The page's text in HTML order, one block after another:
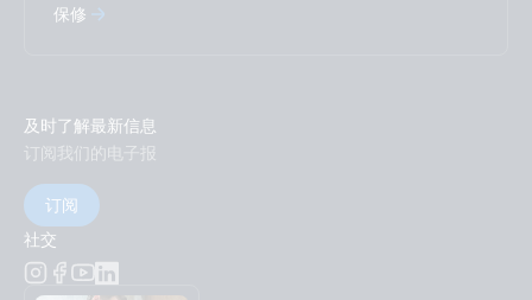
保修
及时了解最新信息
订阅我们的电子报
订阅
社交